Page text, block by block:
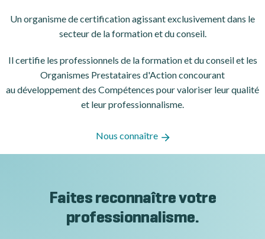
Un organisme de certificationagissant exclusivement dans le
secteur de la formation et du conseil.
Il certifie les professionnels de la formation et du conseil et les
Organismes Prestataires d'Action concourant
au développement des Compétences pour valoriser leur qualité
et leur professionnalisme.
Nous connaître
Faites reconnaître votre
professionnalisme.